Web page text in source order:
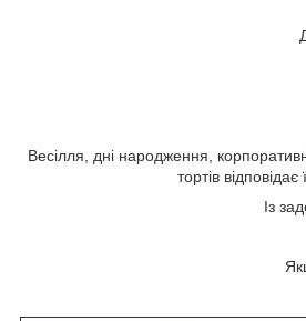
Весілля, дні народження,
тортів
Із